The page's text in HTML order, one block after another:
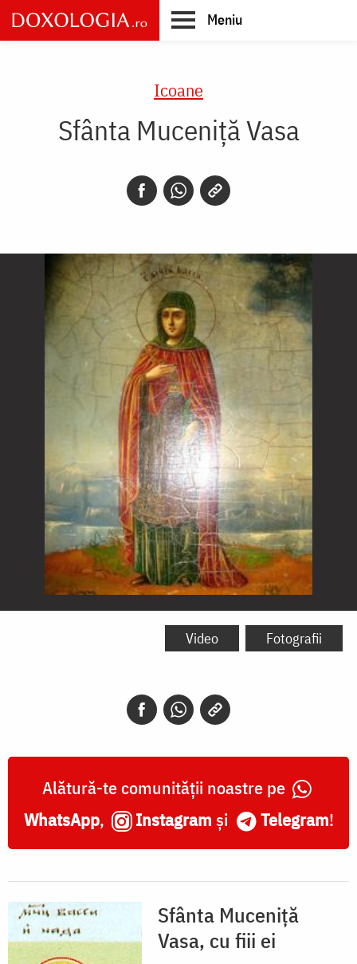
Skip
to
main
Meniu
Icoane
Sfânta Muceniţă Vasa
Sfânta
Video Fotografii
Alătură-te comunității noastre pe
WhatsApp, Instagram și Telegram!
Sfânta Muceniță
Vasa, cu fiii ei